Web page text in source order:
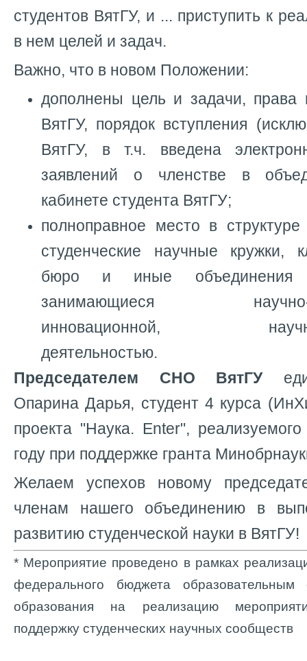
студентов ВятГУ, и ... приступить к
в нем целей и задач.
Важно, что в новом Положении:
дополнены цель и задачи,
ВятГУ, порядок вступления
ВятГУ, в т.ч. введена
заявлений о членстве в
кабинете студента ВятГУ;
полноправное место в
студенческие научные кружки,
бюро и иные объединения
занимающиеся научно-
инновационной, научно-
деятельностью.
Председателем СНО ВятГУ
Опарина Дарья, студент 4 курса
проекта "Наука. Enter",
году при поддержке гранта
Желаем успехов новому
членам нашего объединению в
развитию студенческой науки в ВятГУ!
* Мероприятие проведено в рамках
федерального бюджета образовательным
образования на реализацию
поддержку студенческих научных сообществ